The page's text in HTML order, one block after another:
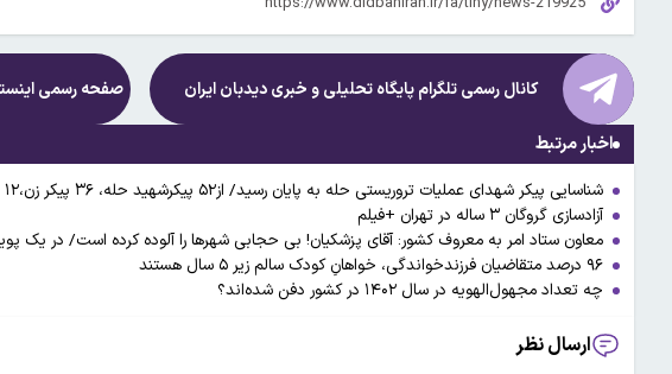
کانال رسمی تلگرام پایگاه تحلیلی و خبریدیدبان ایران صفحه رسمی
اخبار مرتبط
شناسایی پیکر شهدای عملیات تروریستی حله به پایان رسید/ از۵۲ پیکرشهید حله، ۳۶ پیکر زن،۱۲ پیکر مرد و ۴ پیکر نامعلوم است
آزادسازی گروگان ۳ ساله در تهران +فیلم
معاون ستاد امر به معروف کشور: آقای پزشکیان! بی حجابی شهرها را آلوده کرده است/ در یک
۹۶ درصد متقاضیان فرزندخواندگی، خواهانِ کودک سالم زیر ۵ سال هستند
چه تعداد مجهول‌الهویه در سال ۱۴۰۲ در کشور دفن شده‌اند؟
ارسال نظر